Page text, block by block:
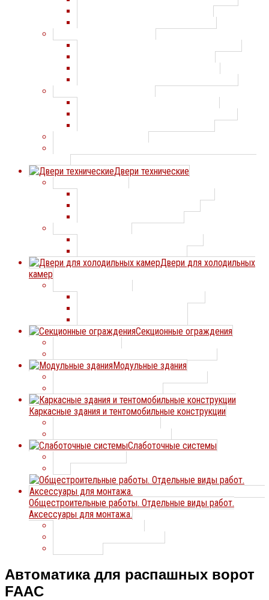
Двери технические
Двери для холодильных
камер
Секционные ограждения
Модульные здания
Каркасные здания и тентомобильные конструкции
Слаботочные системы
Общестроительные работы. Отдельные виды работ.
Аксессуары для монтажа.
Автоматика для распашных ворот
FAAC